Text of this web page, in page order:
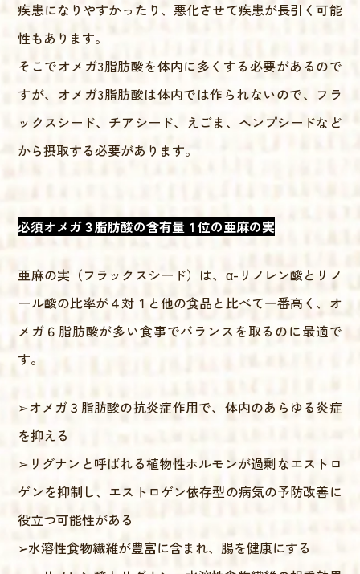
疾患になりやすかったり、悪化させて疾患が長引く可能
性もあります。
そこでオメガ3脂肪酸を体内に多くする必要があるので
すが、オメガ3脂肪酸は体内では作られないので、フラ
ックスシード、チアシード、えごま、ヘンプシードなど
から摂取する必要があります。
必須オメガ３脂肪酸の含有量１位の亜麻の実
亜麻の実（フラックスシード）は、α-リノレン酸とリノ
ール酸の比率が４対１と他の食品と比べて一番高く、オ
メガ６脂肪酸が多い食事でバランスを取るのに最適で
す。
➢オメガ３脂肪酸の抗炎症作用で、体内のあらゆる炎症
を抑える
➢リグナンと呼ばれる植物性ホルモンが過剰なエストロ
ゲンを抑制し、エストロゲン依存型の病気の予防改善に
役立つ可能性がある
➢水溶性食物繊維が豊富に含まれ、腸を健康にする